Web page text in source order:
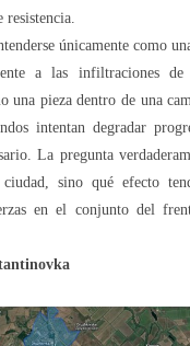
únicamente como
a las infiltraciones
una pieza dentro de una
intentan degradar
La pregunta
sino qué efecto
en el conjunto del